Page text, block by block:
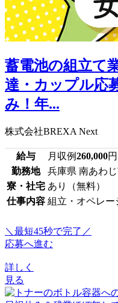
蓄電池の組立て
達・カップル応
み！年...
株式会社BREXA Next
給与 月収例260,000円
勤務地
兵庫県 南あわ
寮・社宅 あり（無料）
仕事内容 組立・オペレー
＼最短45秒で完了／
応募へ進む
詳しく
見る